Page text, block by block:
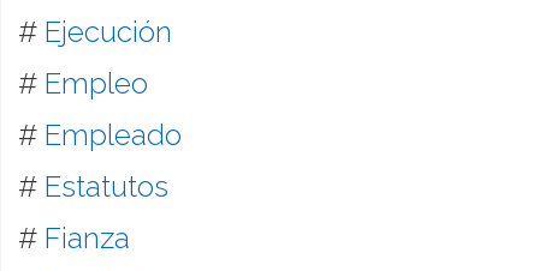
# Ejecución
# Empleo
# Empleado
# Estatutos
# Fianza